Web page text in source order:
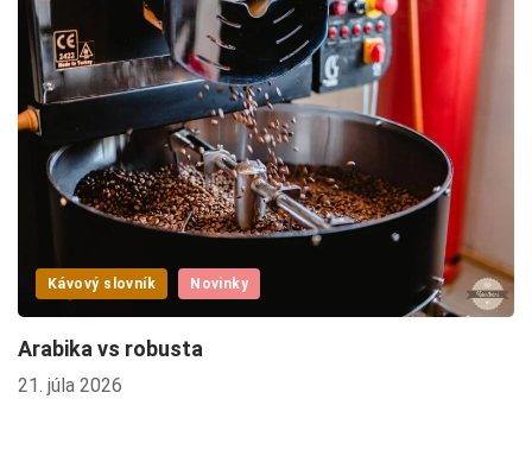
Kávový slovník Novinky
Arabika vs robusta
21. júla 2026